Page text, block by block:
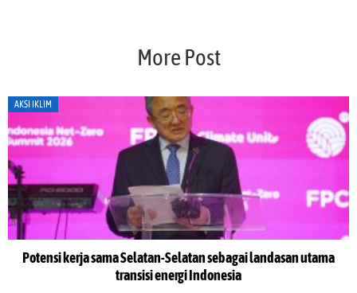
More Post
AKSI IKLIM
Potensi kerja sama Selatan-Selatan sebagai landasan utama
transisi energi Indonesia